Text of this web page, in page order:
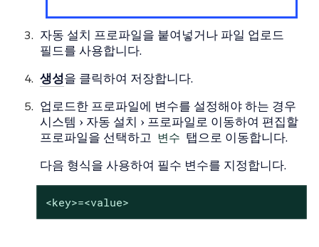
자동 설치 프로파일을 붙여넣거나 파일 업로드
필드를 사용합니다.
생성을 클릭하여 저장합니다.
업로드한 프로파일에 변수를 설정해야 하는 경우
시스템
자동 설치 프로파일로 이동하여 편집할
프로파일을 선택하고 변수 탭으로 이동합니다.
다음 형식을 사용하여 필수 변수를 지정합니다.
<key>=<value>